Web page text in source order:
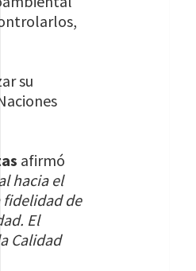
su
afirmó
hacia el
fidelidad de
El
Calidad